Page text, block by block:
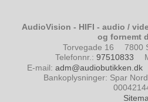
AudioVision - HIFI - audio /
og fornemt
Torvegade 16
7800
Telefonnr.: 97510833
E-mail: adm@audiobutikken.dk
Bankoplysninger: Spar